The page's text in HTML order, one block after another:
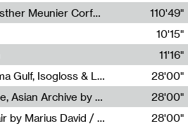
Écouter sans les yeux : Esther Meunier Corfdyr
110'49"
10'15"
11'16"
Radia Show #1111 : Schisma Gulf, Isogloss & Lament For The Old Clock By Harvey Young / Resonance
28'00"
Radia Show #1110 : Freeze, Asian Archive by Avita Maheen / Radio Worm
28'00"
Radia Show #1109 : Funfair by Marius David / JET FM
28'00"